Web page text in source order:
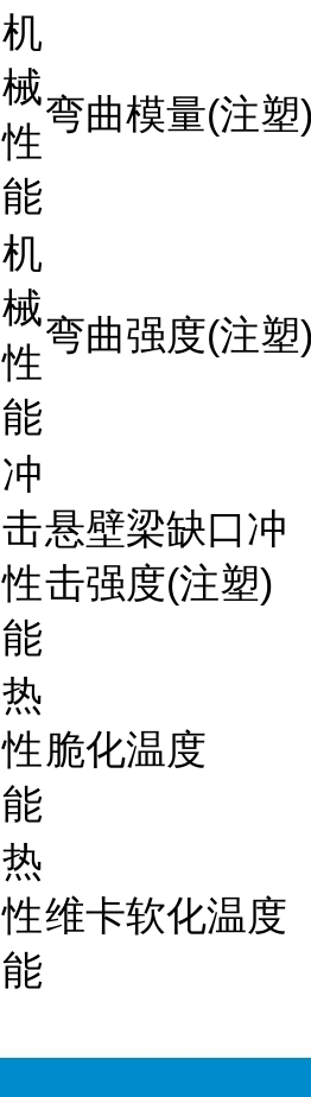
机
械
性
能
弯曲模量(注塑)
机
械
性
能
弯曲强度(注塑)
冲
击
性
能
悬壁梁缺口冲
击强度(注塑)
热
性
能
脆化温度
热
性
能
维卡软化温度